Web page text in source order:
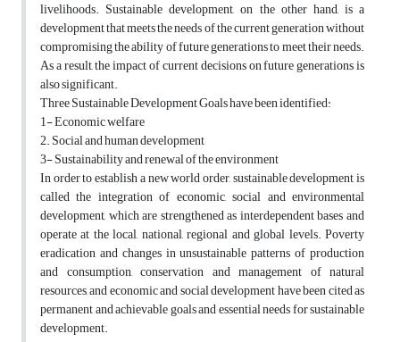
livelihoods. Sustainable development, on the other hand, is a
development that meets the needs of the current generation without
compromising the ability of future generations to meet their needs.
As a result, the impact of current decisions on future generations is
also significant.
Three Sustainable Development Goals have been identified:
1- Economic welfare
2. Social and human development
3- Sustainability and renewal of the environment
In order to establish a new world order, sustainable development is
called the integration of economic, social and environmental
development, which are strengthened as interdependent bases and
operate at the local, national, regional and global levels. Poverty
eradication and changes in unsustainable patterns of production
and consumption, conservation and management of natural
resources, and economic and social development have been cited as
permanent and achievable goals and essential needs for sustainable
development.